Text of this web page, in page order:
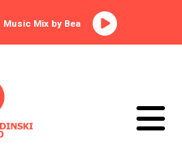
Music Mix by Bea